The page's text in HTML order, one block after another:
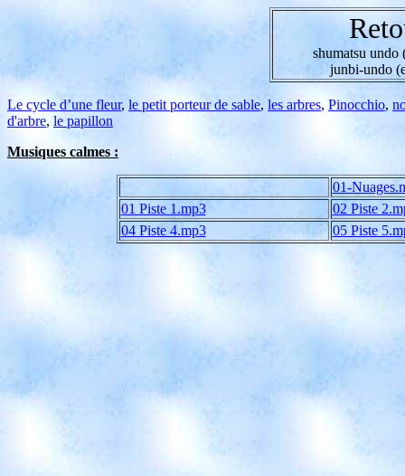
shumatsu undo
junbi-undo
Le cycle d’une fleur, le petit porteur de sable, les arbres, Pinocchio,
d'arbre, le papillon
Musiques calmes :
01-
01 Piste 1.mp3
02 Piste
04 Piste 4.mp3
05 Piste